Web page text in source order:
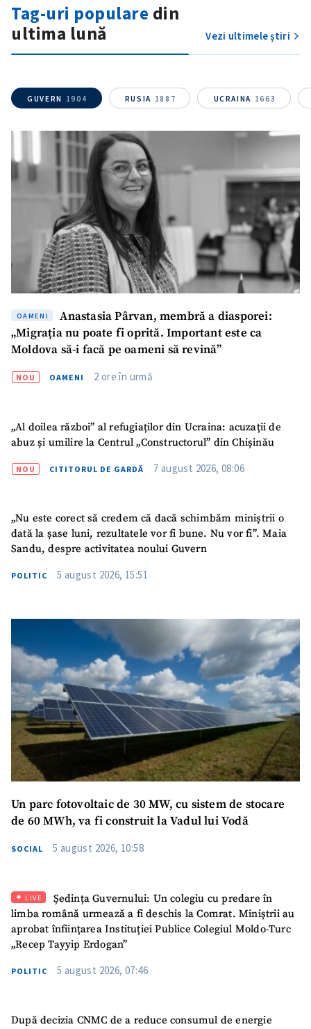
Tag-uri populare din
ultima lună
Vezi ultimele știri
GUVERN 1904 RUSIA 1887 UCRAINA 1663
OAMENI
Anastasia Pârvan, membră a diasporei:
„Migrația nu poate fi oprită. Important este ca
Moldova să-i facă pe oameni să revină”
NOU OAMENI 2 ore în urmă
„Al doilea război” al refugiaților din Ucraina: acuzații de
abuz și umilire la Centrul „Constructorul” din Chișinău
NOU CITITORUL DE GARDĂ 7 august 2026, 08:06
„Nu este corect să credem că dacă schimbăm miniștrii o
dată la șase luni, rezultatele vor fi bune. Nu vor fi”. Maia
Sandu, despre activitatea noului Guvern
POLITIC 5 august 2026, 15:51
Un parc fotovoltaic de 30 MW, cu sistem de stocare
de 60 MWh, va fi construit la Vadul lui Vodă
SOCIAL 5 august 2026, 10:58
LIVE
Ședința Guvernului: Un colegiu cu predare în
limba română urmează a fi deschis la Comrat. Miniștrii au
aprobat înființarea Instituției Publice Colegiul Moldo-Turc
„Recep Tayyip Erdogan”
POLITIC 5 august 2026, 07:46
După decizia CNMC de a reduce consumul de energie
Titlu știre
+ Adaugă titlu
+ Încarcă imagine
Link media+ Link media
Mesajul știrei
+ Mesajul știrei
CONTACT SURSĂ
Email+ Emailul meu
Telefon
+ Telefon personal
acord cupolitica de
confidențialitate.